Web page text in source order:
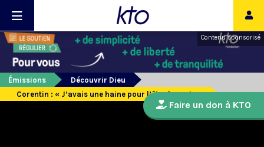
Contenu sponsorisé
Émissions
Découvrir Dieu
Corentin : « J’avais une haine pour l’être humain »
Faire un don à KTO